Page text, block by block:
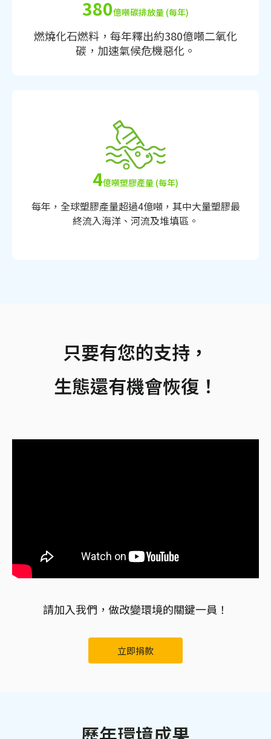
380億噸碳排放量 (每年)
燃燒化石燃料，每年釋出約380億噸二氧化
碳，加速氣候危機惡化。
4億噸塑膠產量 (每年)
每年，全球塑膠產量超過4億噸，其中大量塑膠最
終流入海洋、河流及堆填區。
只要有您的支持，
生態還有機會恢復！
請加入我們，做改變環境的關鍵一員！
立即捐款